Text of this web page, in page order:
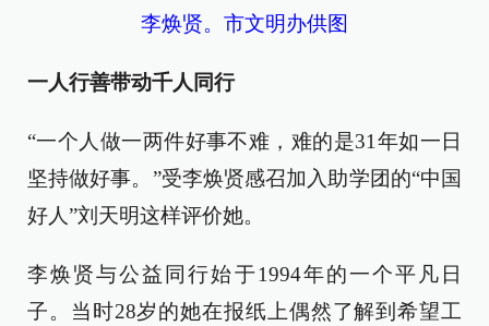
李焕贤。市文明办供图
一人行善带动千人同行
“一个人做一两件好事不难，难的是31年如一日
坚持做好事。”受李焕贤感召加入助学团的“中国
好人”刘天明这样评价她。
李焕贤与公益同行始于1994年的一个平凡日
子。当时28岁的她在报纸上偶然了解到希望工